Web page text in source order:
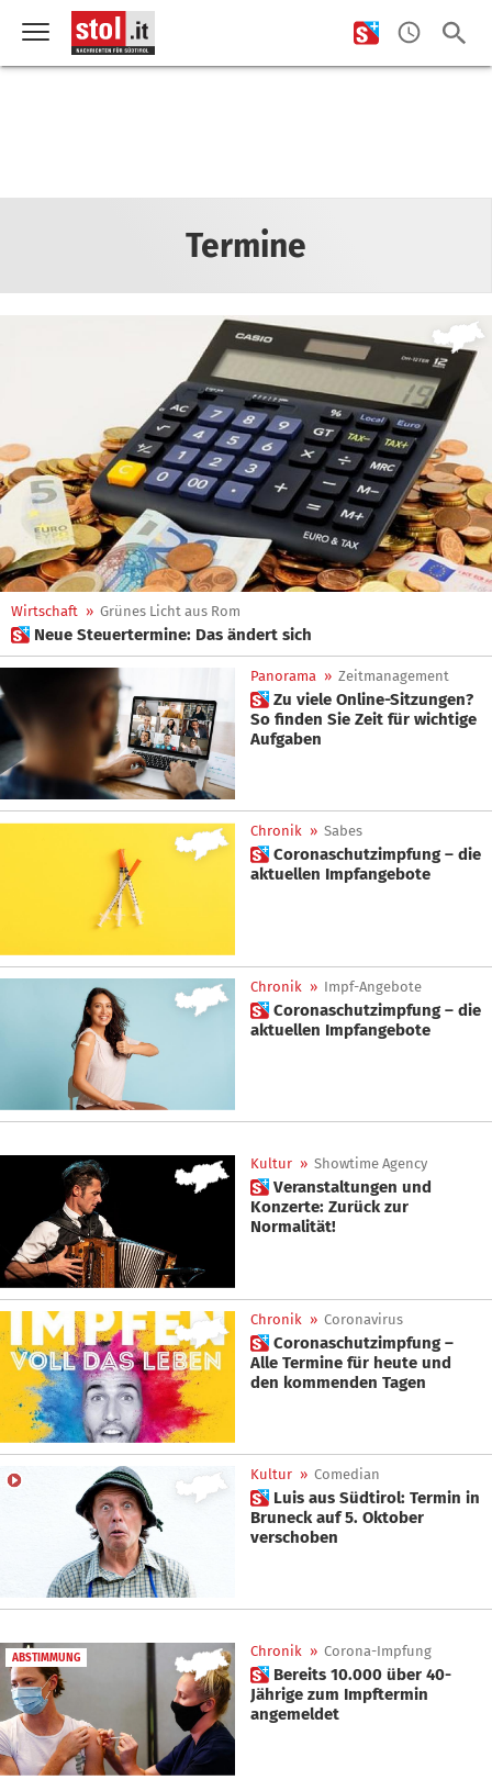
Termine
Wirtschaft » Grünes Licht aus Rom
 Neue Steuertermine: Das ändert sich
Panorama » Zeitmanagement
 Zu viele Online-Sitzungen?
So finden Sie Zeit für wichtige
Aufgaben
Chronik » Sabes
 Coronaschutzimpfung – die
aktuellen Impfangebote
Chronik » Impf-Angebote
 Coronaschutzimpfung – die
aktuellen Impfangebote
Kultur » Showtime Agency
 Veranstaltungen und
Konzerte: Zurück zur
Normalität!
Chronik » Coronavirus
 Coronaschutzimpfung –
Alle Termine für heute und
den kommenden Tagen
Kultur » Comedian
 Luis aus Südtirol: Termin in
Bruneck auf 5. Oktober
verschoben
ABSTIMMUNG Chronik » Corona-Impfung
 Bereits 10.000 über 40-
Jährige zum Impftermin
angemeldet